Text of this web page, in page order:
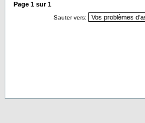
Page 1 sur1
Sauter vers: